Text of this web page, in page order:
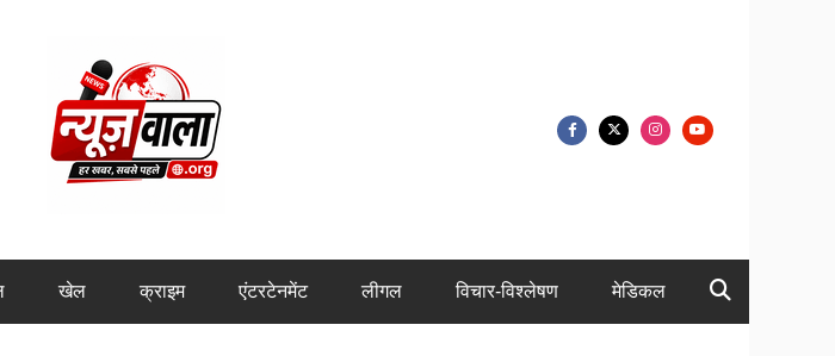
खेल क्राइम एंटरटेनमेंट लीगल विचार-विश्लेषण मेडिकल